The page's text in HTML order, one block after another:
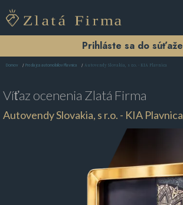
Prihláste sa do súťaže
Domov Predajca automobilov Plavnica Autovendy Slovakia, s r.o. - KIA Plavnica
Víťaz ocenenia Zlatá Firma
Autovendy Slovakia, s r.o. - KIA Plavnica